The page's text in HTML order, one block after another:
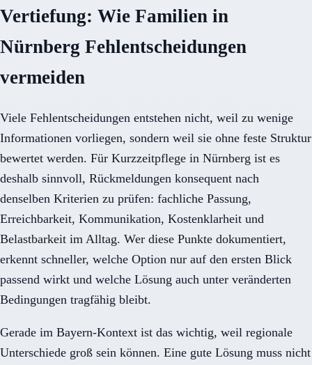
Vertiefung: Wie Familien in
Nürnberg Fehlentscheidungen
vermeiden
Viele Fehlentscheidungen entstehen nicht, weil zu wenige
Informationen vorliegen, sondern weil sie ohne feste Struktur
bewertet werden. Für Kurzzeitpflege in Nürnberg ist es
deshalb sinnvoll, Rückmeldungen konsequent nach
denselben Kriterien zu prüfen: fachliche Passung,
Erreichbarkeit, Kommunikation, Kostenklarheit und
Belastbarkeit im Alltag. Wer diese Punkte dokumentiert,
erkennt schneller, welche Option nur auf den ersten Blick
passend wirkt und welche Lösung auch unter veränderten
Bedingungen tragfähig bleibt.
Gerade im Bayern-Kontext ist das wichtig, weil regionale
Unterschiede groß sein können. Eine gute Lösung muss nicht